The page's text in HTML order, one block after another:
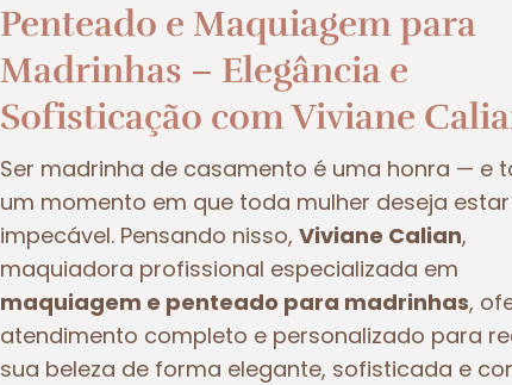
Penteado e Maquiagem para
Madrinhas – Elegância e
Sofisticação com Viviane
Ser madrinha de casamento é uma honra — e
um momento em que toda mulher deseja estar
impecável. Pensando nisso, Viviane Calian,
maquiadora profissional especializada em
maquiagem e penteado para madrinhas,
atendimento completo e personalizado para
sua beleza de forma elegante, sofisticada e